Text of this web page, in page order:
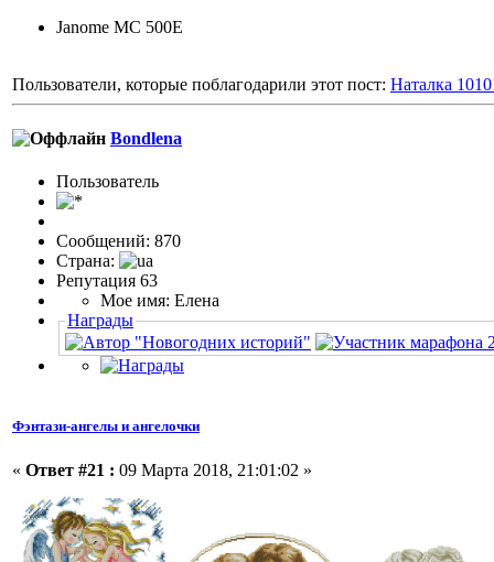
Janome MC 500E
Пользователи, которые поблагодарили этот пост: Наталка
Bondlena
Пользовaтeль
Сообщений: 870
Страна:
Репутация 63
Мое имя: Елена
Награды
Фэнтази-ангелы и ангелочки
« Ответ #21 : 09 Марта 2018, 21:01:02 »